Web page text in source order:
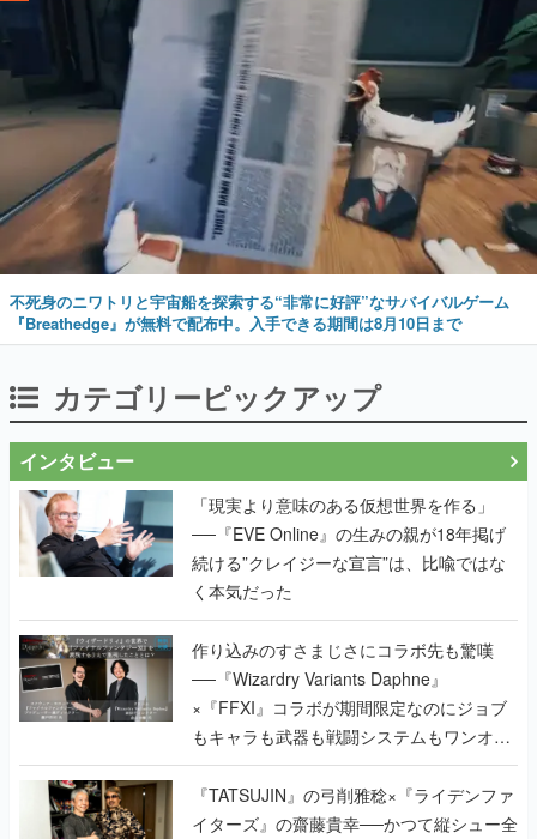
不死身のニワトリと宇宙船を探索する“非常に好評”なサバイバルゲーム
『Breathedge』が無料で配布中。入手できる期間は8月10日まで
カテゴリーピックアップ
インタビュー
「現実より意味のある仮想世界を作る」
──『EVE Online』の生みの親が18年掲げ
続ける”クレイジーな宣言”は、比喩ではな
く本気だった
作り込みのすさまじさにコラボ先も驚嘆
──『Wizardry Variants Daphne』
×『FFXI』コラボが期間限定なのにジョブ
もキャラも武器も戦闘システムもワンオフ
で作り込まれた理由を両ディレクターに聞
く
『TATSUJIN』の弓削雅稔×『ライデンファ
イターズ』の齋藤貴幸──かつて縦シュー全